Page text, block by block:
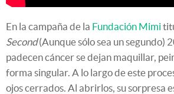
En la campaña de la Fundación Mimi
Second(Aunque sólo sea un segundo)
padecen cáncer se dejan maquillar,
forma singular. A lo largo de este
ojos cerrados. Al abrirlos, su sorpresa